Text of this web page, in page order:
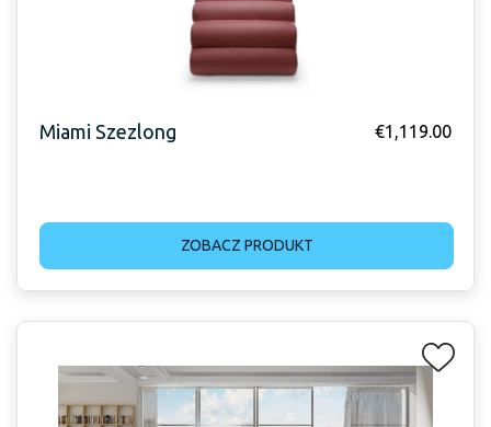
Miami Szezlong €1,119.00
ZOBACZ PRODUKT